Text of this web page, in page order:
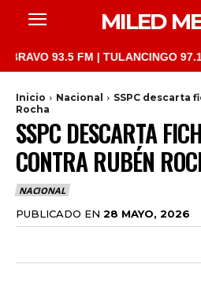
MILED
93.5 FM | TULANCINGO 97.1
Inicio Nacional
SSPC descarta
Rocha
SSPC DESCARTA
CONTRA RUBÉN
NACIONAL
PUBLICADO EN 28 MAYO, 2026